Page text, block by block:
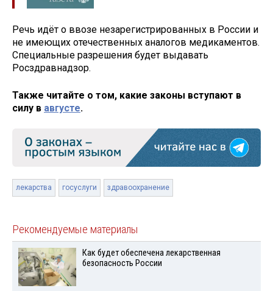
Речь идёт о ввозе незарегистрированных в России и
не имеющих отечественных аналогов медикаментов.
Специальные разрешения будет выдавать
Росздравнадзор.
Также читайте о том, какие законы вступают в
силу в августе.
лекарства госуслуги здравоохранение
Рекомендуемые материалы
Как будет обеспечена лекарственная
безопасность России